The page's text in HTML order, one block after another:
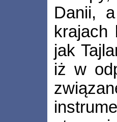
Danii,
krajach
jak
iż w